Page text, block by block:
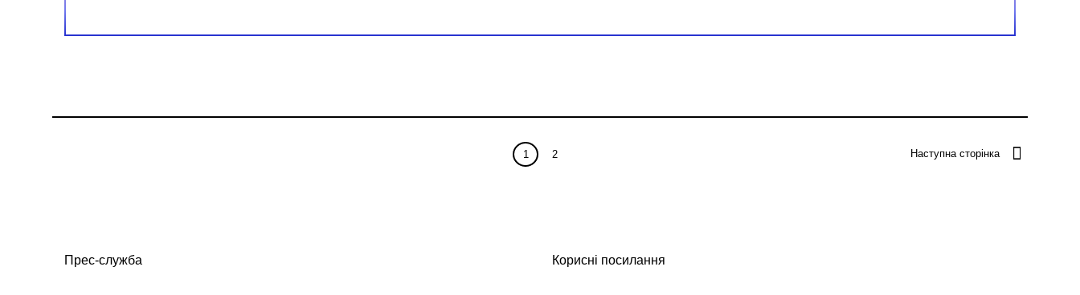
1 2 Наступна сторінка
Прес-служба Корисні посилання